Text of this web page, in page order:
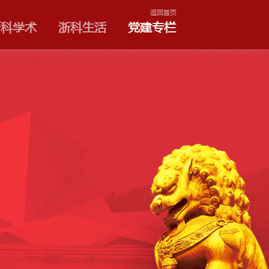
科 学院和专业 浙科学术
家